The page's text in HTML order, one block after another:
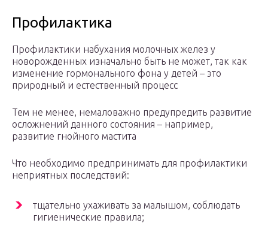
Профилактика
Профилактики набухания молочных желез у
новорожденных изначально быть не может, так как
изменение гормонального фона у детей – это
природный и естественный процесс
Тем не менее, немаловажно предупредить развитие
осложнений данного состояния – например,
развитие гнойного мастита
Что необходимо предпринимать для профилактики
неприятных последствий:
тщательно ухаживать за малышом, соблюдать
гигиенические правила;